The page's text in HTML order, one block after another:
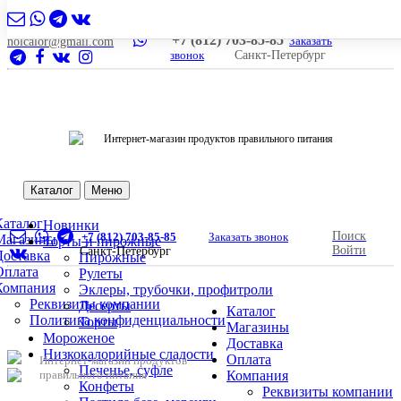
nolcalor@gmail.com +7 (812) 703-85-85 Заказать
звонок
Санкт-Петербург
Интернет-магазин продуктов правильного питания
Каталог Меню
Реквизиты компании
Политика конфиденциальности
Новинки
Торты и пирожные
Пирожные
Рулеты
Эклеры, трубочки, профитроли
Десерты
Торты
Мороженое
Низкокалорийные сладости
Печенье, суфле
Конфеты
+7 (812) 703-85-85
Заказать звонок
Санкт-Петербург
Поиск
Войти
Интернет-магазин продуктов
правильного питания
Каталог
Магазины
Доставка
Оплата
Компания
Реквизиты компании